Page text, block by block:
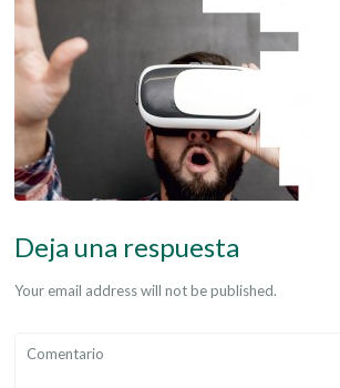
Deja una respuesta
Your email address will not be published.